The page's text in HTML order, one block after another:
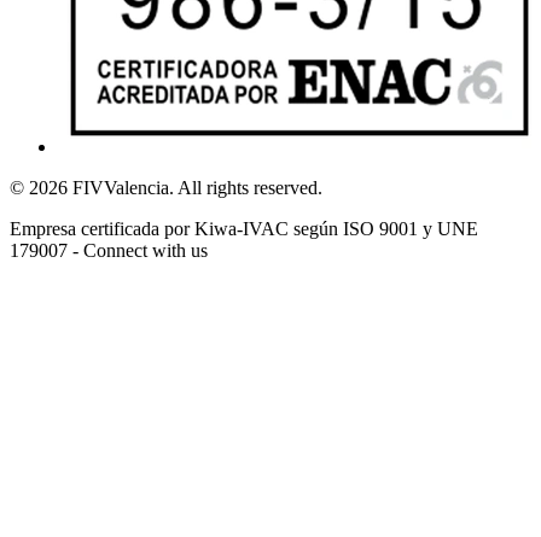
© 2026 FIVValencia. All rights reserved.
Empresa certificada por Kiwa-IVAC según ISO 9001 y UNE
179007 - Connect with us